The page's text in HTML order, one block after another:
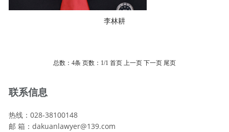
李林耕
总数：4条 页数： 1/1 首页 上一页 下一页 尾页
联系信息
热线：028-38100148
邮 箱：dakuanlawyer@139.com